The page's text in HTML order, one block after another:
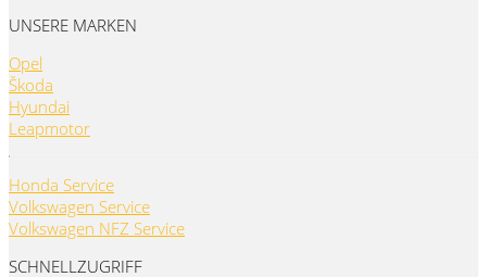
UNSERE MARKEN
Opel
Škoda
Hyundai
Leapmotor
Honda Service
Volkswagen Service
Volkswagen NFZ Service
SCHNELLZUGRIFF